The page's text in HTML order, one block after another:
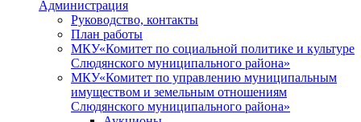
Администрация
Руководство, контакты
План работы
МКУ«Комитет по социальной политике и культуре
Слюдянского муниципального района»
МКУ«Комитет по управлению муниципальным
имуществом и земельным отношениям
Слюдянского муниципального района»